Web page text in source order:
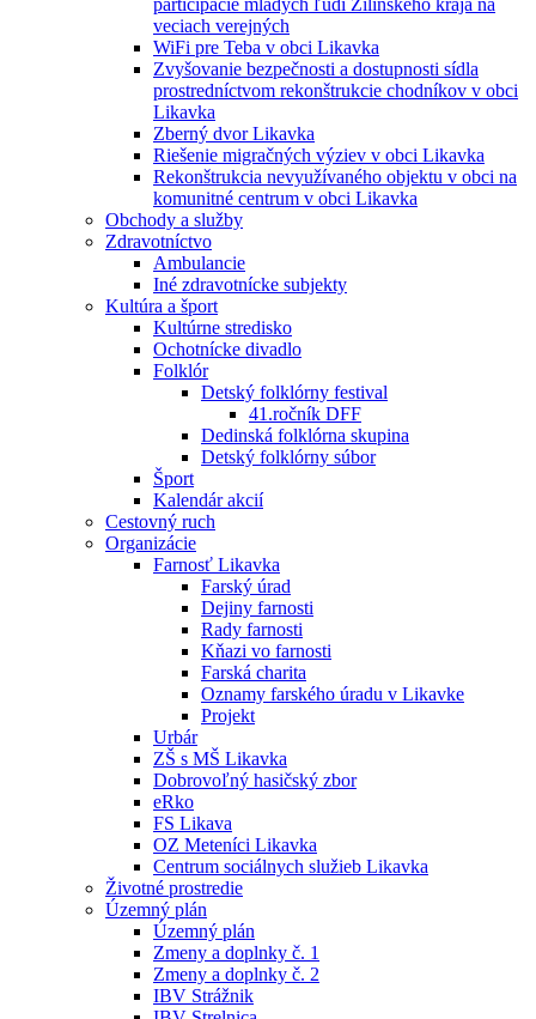
participácie mladých ľudí Žilinského kraja na
veciach verejných
WiFi pre Teba v obci Likavka
Zvyšovanie bezpečnosti a dostupnosti sídla
prostredníctvom rekonštrukcie chodníkov v obci
Likavka
Zberný dvor Likavka
Riešenie migračných výziev v obci Likavka
Rekonštrukcia nevyužívaného objektu v obci na
komunitné centrum v obci Likavka
Obchody a služby
Zdravotníctvo
Ambulancie
Iné zdravotnícke subjekty
Kultúra a šport
Kultúrne stredisko
Ochotnícke divadlo
Folklór
Detský folklórny festival
41.ročník DFF
Dedinská folklórna skupina
Detský folklórny súbor
Šport
Kalendár akcií
Cestovný ruch
Organizácie
Farnosť Likavka
Farský úrad
Dejiny farnosti
Rady farnosti
Kňazi vo farnosti
Farská charita
Oznamy farského úradu v Likavke
Projekt
Urbár
ZŠ s MŠ Likavka
Dobrovoľný hasičský zbor
eRko
FS Likava
OZ Meteníci Likavka
Centrum sociálnych služieb Likavka
Životné prostredie
Územný plán
Územný plán
Zmeny a doplnky č. 1
Zmeny a doplnky č. 2
IBV Strážnik